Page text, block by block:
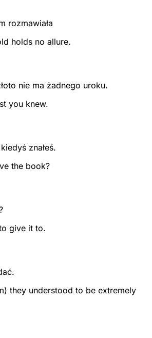
rozmawiała
holds no allure.
nie ma żadnego uroku.
you knew.
znałeś.
the book?
give it to.
they understood to be extremely